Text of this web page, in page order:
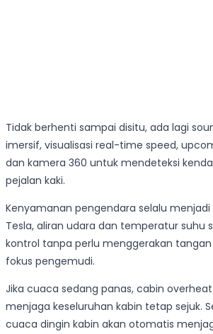
Tidak berhenti sampai disitu, ada lagi
imersif, visualisasi real-time speed,
dan kamera 360 untuk mendeteksi
pejalan kaki.
Kenyamanan pengendara selalu
Tesla, aliran udara dan temperatur suhu
kontrol tanpa perlu menggerakan
fokus pengemudi.
Jika cuaca sedang panas, cabin
menjaga keseluruhan kabin tetap sejuk.
cuaca dingin kabin akan otomatis